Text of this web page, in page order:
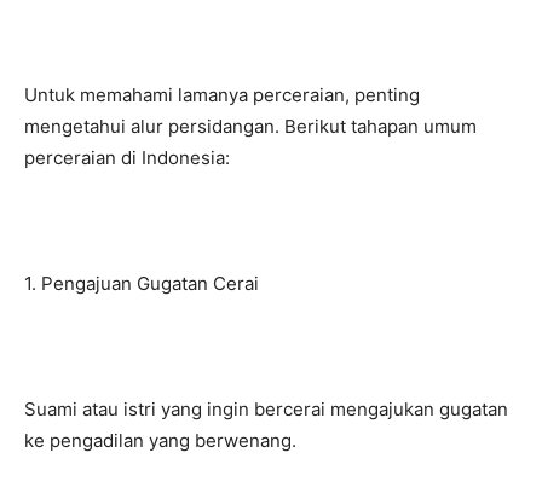
Untuk memahami lamanya perceraian, penting
mengetahui alur persidangan. Berikut tahapan umum
perceraian di Indonesia:
1. Pengajuan Gugatan Cerai
Suami atau istri yang ingin bercerai mengajukan gugatan
ke pengadilan yang berwenang.